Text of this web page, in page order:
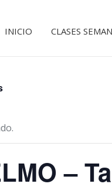
INICIO CLASES
–